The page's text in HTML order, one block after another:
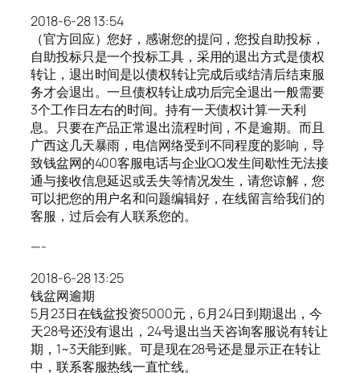
2018-6-28 13:54
（官方回应）您好，感谢您的提问，您投自助投标，
自助投标只是一个投标工具，采用的退出方式是债权
转让，退出时间是以债权转让完成后或结清后结束服
务才会退出。一旦债权转让成功后完全退出一般需要
3个工作日左右的时间。持有一天债权计算一天利
息。只要在产品正常退出流程时间，不是逾期。而且
广西这几天暴雨，电信网络受到不同程度的影响，导
致钱盆网的400客服电话与企业QQ发生间歇性无法接
通与接收信息延迟或丢失等情况发生，请您谅解，您
可以把您的用户名和问题编辑好，在线留言给我们的
客服，过后会有人联系您的。
—-
2018-6-28 13:25
钱盆网逾期
5月23日在钱盆投资5000元，6月24日到期退出，今
天28号还没有退出，24号退出当天咨询客服说有转让
期，1~3天能到账。可是现在28号还是显示正在转让
中，联系客服热线一直忙线。